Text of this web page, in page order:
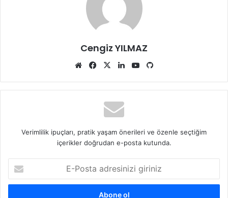
Cengiz YILMAZ
Web
Facebook
X LinkedInYouTube
Verimlilik ipuçları, pratik yaşam önerileri ve özenle seçtiğim
içerikler doğrudan e-posta kutunda.
Posta
adresinizi